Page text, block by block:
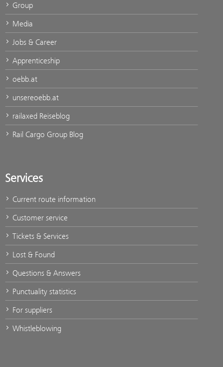
Group
Media
Jobs & Career
Apprenticeship
oebb.at
unsereoebb.at
railaxed Reiseblog
Rail Cargo Group Blog
Services
Current route information
Customer service
Tickets & Services
Lost & Found
Questions & Answers
Punctuality statistics
For suppliers
Whistleblowing